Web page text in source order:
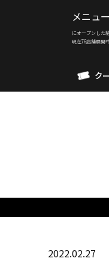
メニュー
にオープンした
現在76店舗展開
ク
2022.02.27